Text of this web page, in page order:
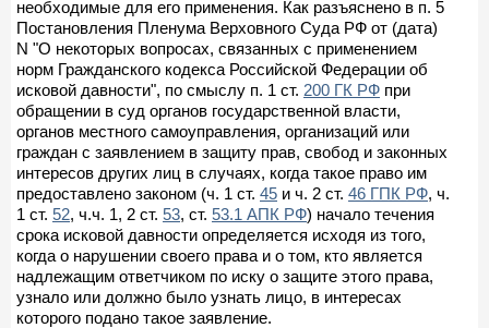
необходимые для его применения. Как разъяснено в п. 5
Постановления Пленума Верховного Суда РФ от (дата)
N "О некоторых вопросах, связанных с применением
норм Гражданского кодекса Российской Федерации об
исковой давности", по смыслу п. 1 ст. 200 ГК РФ при
обращении в суд органов государственной власти,
органов местного самоуправления, организаций или
граждан с заявлением в защиту прав, свобод и законных
интересов других лиц в случаях, когда такое право им
предоставлено законом (ч. 1 ст. 45 и ч. 2 ст. 46 ГПК РФ, ч.
1 ст. 52, ч.ч. 1, 2 ст. 53, ст. 53.1 АПК РФ) начало течения
срока исковой давности определяется исходя из того,
когда о нарушении своего права и о том, кто является
надлежащим ответчиком по иску о защите этого права,
узнало или должно было узнать лицо, в интересах
которого подано такое заявление.